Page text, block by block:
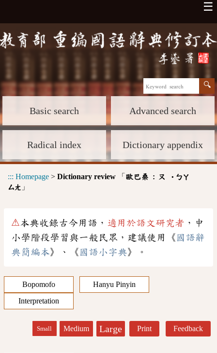
☰
Basic search Advanced search
Radical index Dictionary appendix
::: Homepage > Dictionary review 「 歐巴桑 : ㄡ
˙ㄅㄚ
ㄙㄤ 」
⚠本典收錄古今用語， 適用於語文研究者 ，中
小學階段學習與一般民眾，建議使用《 國語辭
典簡編本》、《 國語小字典》。
Bopomofo
Hanyu Pinyin
Interpretation
Small Medium Large Print Feedback